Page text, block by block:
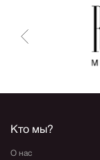
Кто мы?
О нас